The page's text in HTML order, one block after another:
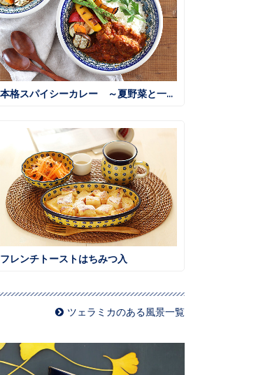
フレンチトーストはちみつ入
ツェラミカのある風景一覧